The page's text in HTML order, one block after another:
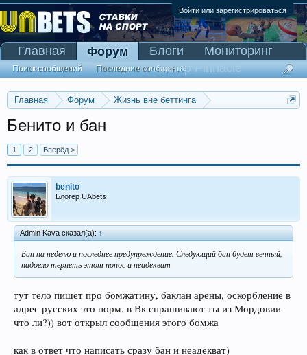
Войти или зарегистрироваться
Главная Форум
Жизнь вне беттинга
Бенито и бан
1 2 Вперёд >
benito
Блогер UAbets
Admin Kava сказал(а): ↑
Бан на неделю и последнее предупреждение. Следующий бан будет вечный,
надоело терпеть этот понос и неадекват
тут тело пишет про бомжатину, баклан арены, оскорбление в
адрес русских это норм. в Вк спрашивают ты из Мордовии
что ли?)) вот открыл сообщения этого бомжа
как в ответ что написать сразу бан и неадекват)
Главная Форум
Поиск сообщений Последние сообщения
Блоги
Мониторинг
Сканер Pinnacle